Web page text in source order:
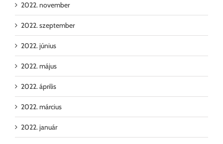
2022. november
2022. szeptember
2022. június
2022. május
2022. április
2022. március
2022. január